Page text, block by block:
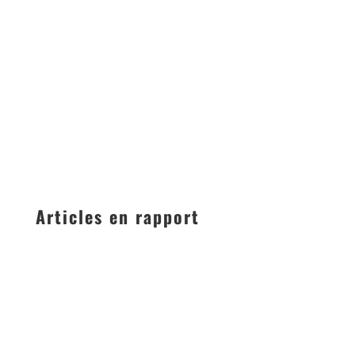
Articles en rapport